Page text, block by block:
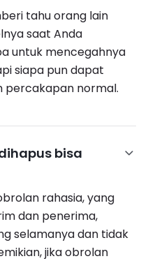
tahu orang lain
saat Anda
untuk mencegahnya
siapa pun dapat
percakapan normal.
bisa
rahasia, yang
dan penerima,
selamanya dan tidak
jika obrolan